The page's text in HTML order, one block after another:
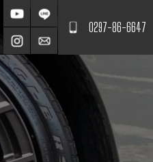
0297-86-6647